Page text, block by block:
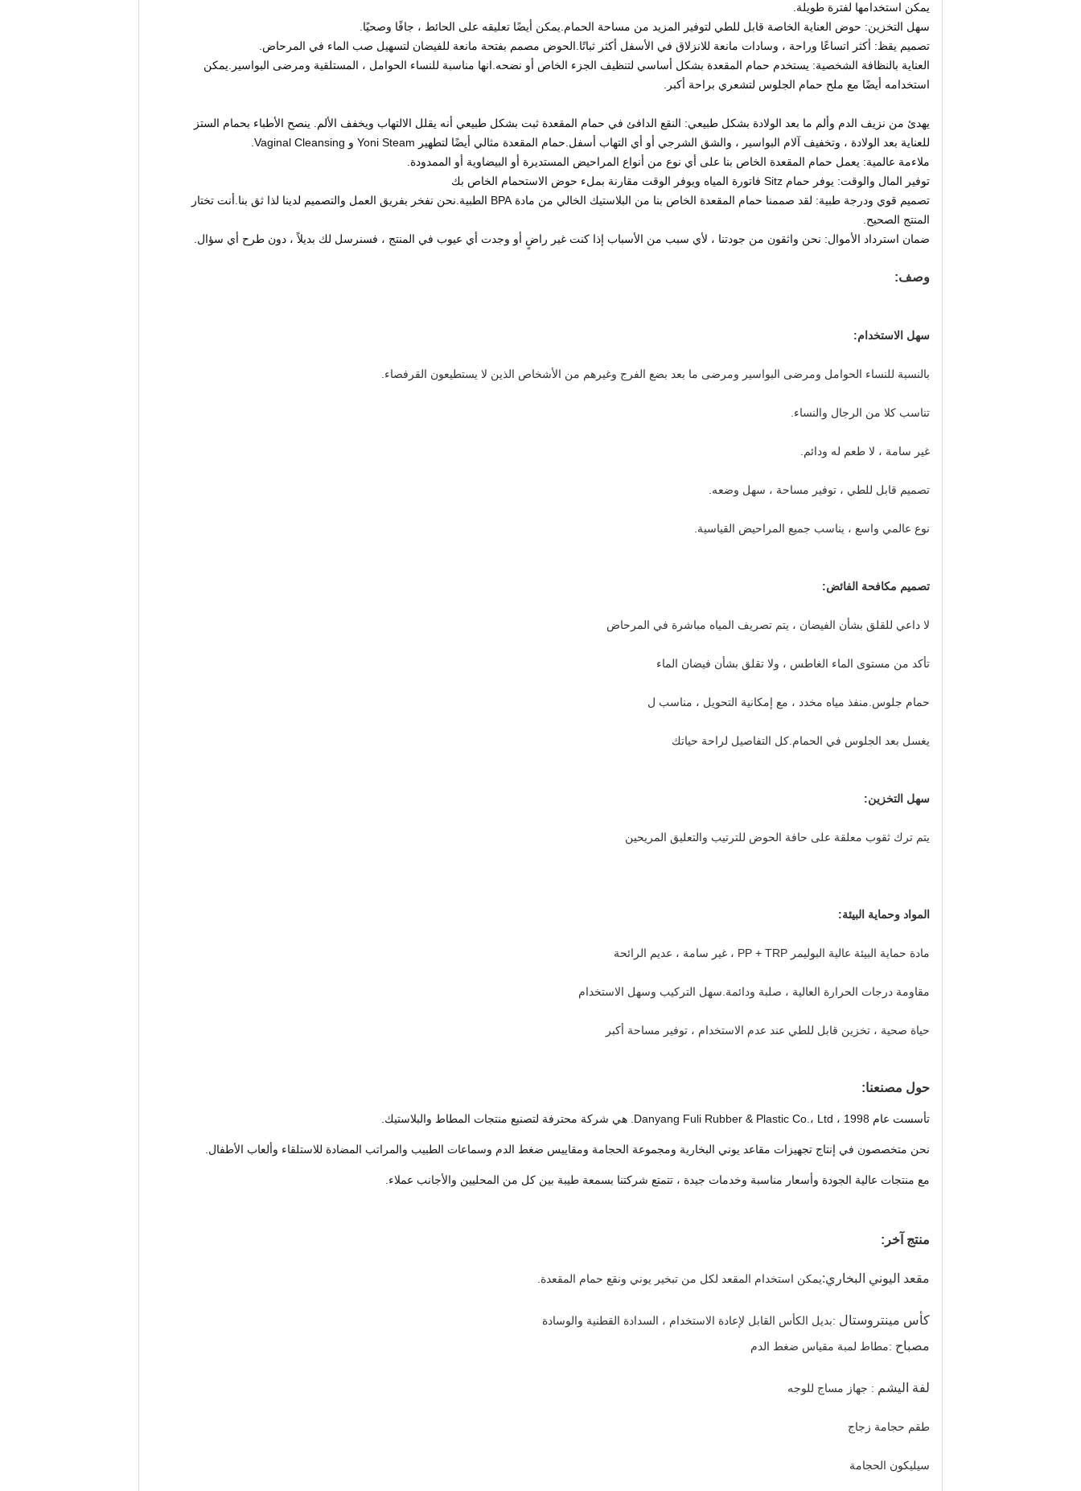
يمكن استخدامها لفترة طويلة.
سهل التخزين: حوض العناية الخاصة قابل للطي لتوفير المزيد من مساحة الحمام.يمكن أيضًا تعليقه على الحائط ، جافًا وصحيًا.
تصميم يقظ: أكثر اتساعًا وراحة ، وسادات مانعة للانزلاق في الأسفل أكثر ثباتًا.الحوض مصمم بفتحة مانعة للفيضان لتسهيل صب الماء في المرحاض.
العناية بالنظافة الشخصية: يستخدم حمام المقعدة بشكل أساسي لتنظيف الجزء الخاص أو نضحه.انها مناسبة للنساء الحوامل ، المستلقية ومرضى البواسير.يمكن
استخدامه أيضًا مع ملح حمام الجلوس لتشعري براحة أكبر.
يهدئ من نزيف الدم وألم ما بعد الولادة بشكل طبيعي: النقع الدافئ في حمام المقعدة ثبت بشكل طبيعي أنه يقلل الالتهاب ويخفف الألم. ينصح الأطباء بحمام الستز
للعناية بعد الولادة ، وتخفيف آلام البواسير ، والشق الشرجي أو أي التهاب أسفل.حمام المقعدة مثالي أيضًا لتطهير Yoni Steam و Vaginal Cleansing.
ملاءمة عالمية: يعمل حمام المقعدة الخاص بنا على أي نوع من أنواع المراحيض المستديرة أو البيضاوية أو الممدودة.
توفير المال والوقت: يوفر حمام Sitz فاتورة المياه ويوفر الوقت مقارنة بملء حوض الاستحمام الخاص بك
تصميم قوي ودرجة طبية: لقد صممنا حمام المقعدة الخاص بنا من البلاستيك الخالي من مادة BPA الطبية.نحن نفخر بفريق العمل والتصميم لدينا لذا ثق بنا.أنت تختار
المنتج الصحيح.
ضمان استرداد الأموال: نحن واثقون من جودتنا ، لأي سبب من الأسباب إذا كنت غير راضٍ أو وجدت أي عيوب في المنتج ، فسنرسل لك بديلاً ، دون طرح أي سؤال.
وصف:
سهل الاستخدام:
بالنسبة للنساء الحوامل ومرضى البواسير ومرضى ما بعد بضع الفرج وغيرهم من الأشخاص الذين لا يستطيعون القرفصاء.
تناسب كلا من الرجال والنساء.
غير سامة ، لا طعم له ودائم.
تصميم قابل للطي ، توفير مساحة ، سهل وضعه.
نوع عالمي واسع ، يناسب جميع المراحيض القياسية.
تصميم مكافحة الفائض:
لا داعي للقلق بشأن الفيضان ، يتم تصريف المياه مباشرة في المرحاض
تأكد من مستوى الماء الغاطس ، ولا تقلق بشأن فيضان الماء
حمام جلوس.منفذ مياه مخدد ، مع إمكانية التحويل ، مناسب ل
يغسل بعد الجلوس في الحمام.كل التفاصيل لراحة حياتك
سهل التخزين:
يتم ترك ثقوب معلقة على حافة الحوض للترتيب والتعليق المريحين
المواد وحماية البيئة:
مادة حماية البيئة عالية البوليمر PP + TRP ، غير سامة ، عديم الرائحة
مقاومة درجات الحرارة العالية ، صلبة ودائمة.سهل التركيب وسهل الاستخدام
حياة صحية ، تخزين قابل للطي عند عدم الاستخدام ، توفير مساحة أكبر
حول مصنعنا:
تأسست عام 1998 ، Danyang Fuli Rubber & Plastic Co.، Ltd. هي شركة محترفة لتصنيع منتجات المطاط والبلاستيك.
نحن متخصصون في إنتاج تجهيزات مقاعد يوني البخارية ومجموعة الحجامة ومقاييس ضغط الدم وسماعات الطبيب والمراتب المضادة للاستلقاء وألعاب الأطفال.
مع منتجات عالية الجودة وأسعار مناسبة وخدمات جيدة ، تتمتع شركتنا بسمعة طيبة بين كل من المحليين والأجانب عملاء.
منتج آخر:
مقعد اليوني البخاري:يمكن استخدام المقعد لكل من تبخير يوني ونقع حمام المقعدة.
كأس مينتروستال :بديل الكأس القابل لإعادة الاستخدام ، السدادة القطنية والوسادة
مصباح :مطاط لمبة مقياس ضغط الدم
لفة اليشم : جهاز مساج للوجه
طقم حجامة زجاج
سيليكون الحجامة